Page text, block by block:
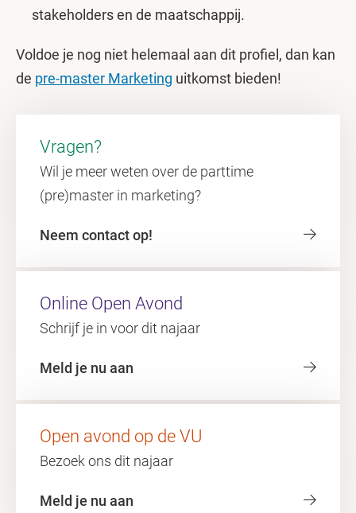
stakeholders en de maatschappij.
Voldoe je nog niet helemaal aan dit profiel, dan kan
de pre-master Marketing uitkomst bieden!
Vragen?
Wil je meer weten over de parttime
(pre)master in marketing?
Neem contact op!
Online Open Avond
Schrijf je in voor dit najaar
Meld je nu aan
Open avond op de VU
Bezoek ons dit najaar
Meld je nu aan